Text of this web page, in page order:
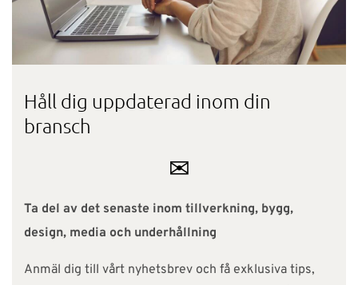
Håll dig uppdaterad inom din
bransch
✉
Ta del av det senaste inom tillverkning, bygg,
design, media och underhållning
Anmäl dig till vårt nyhetsbrev och få exklusiva tips,